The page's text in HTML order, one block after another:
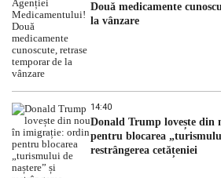
Două medicamente
la vânzare
14:40
Donald Trump lovește
pentru blocarea
restrângerea cetățeniei